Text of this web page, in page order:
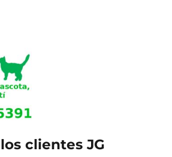
clientes JG